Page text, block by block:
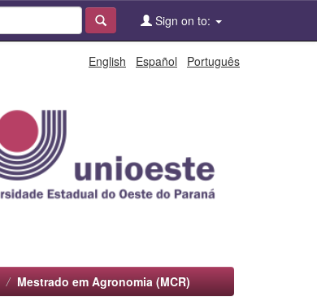
Sign on to:
English Español Português
Mestrado em Agronomia (MCR)